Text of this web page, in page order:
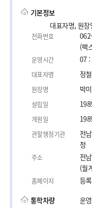
기본정보
대표자명, 원
전화번호
(팩
운영시간 07
대표자명 정
원장명 박
설립일
개원일
관할행정기관
전
청
주소
전
(월
홈페이지
등
통학차량
운영